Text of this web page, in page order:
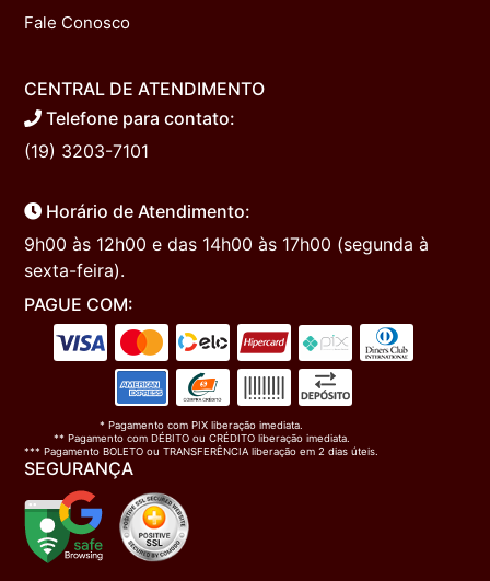
Fale Conosco
CENTRAL DE ATENDIMENTO
Telefone para contato:
(19) 3203-7101
Horário de Atendimento:
9h00 às 12h00 e das 14h00 às 17h00 (segunda à
sexta-feira).
PAGUE COM:
* Pagamento com PIX liberação imediata.
** Pagamento com DÉBITO ou CRÉDITO liberação imediata.
*** Pagamento BOLETO ou TRANSFERÊNCIA liberação em 2 dias úteis.
SEGURANÇA